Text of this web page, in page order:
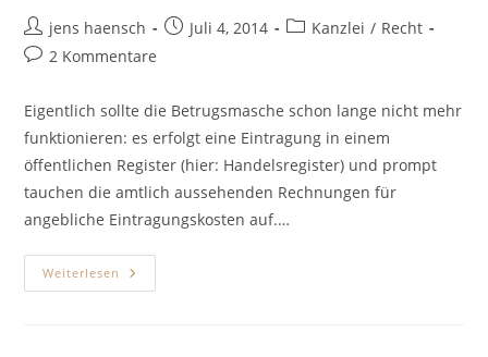
Beitrags-
Autor:
jens haensch
BeitragJuli 4, 2014
Beitrags-
Kanzlei / Recht
Beitrags-
2 Kommentare
Eigentlich sollte die Betrugsmasche schon lange nicht mehr
funktionieren: es erfolgt eine Eintragung in einem
öffentlichen Register (hier: Handelsregister) und prompt
tauchen die amtlich aussehenden Rechnungen für
angebliche Eintragungskosten auf.…
Weiterlesen Verwaltung
Für